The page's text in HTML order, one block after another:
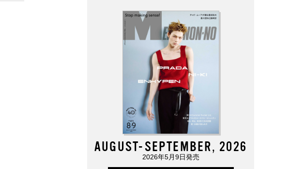
AUGUST-SEPTEMBER, 2026
2026年5月9日発売